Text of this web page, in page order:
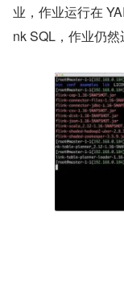
业，作业运行在
nk SQL，作业仍然